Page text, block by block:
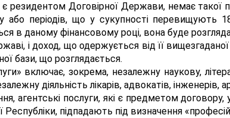
резидентом Договірної Держави, немає такої
або періодів, що у сукупності перевищують
в даному фінансовому році, вона буде
і доход, що одержується від її
бази, що розглядається.
включає, зокрема, незалежну наукову,
діяльність лікарів, адвокатів, інженерів,
агентські послуги, які є предметом
підпадають під визначення